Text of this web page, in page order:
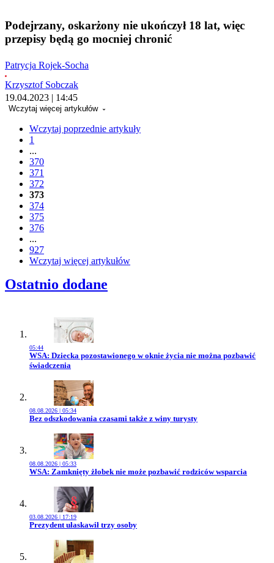
Podejrzany, oskarżony nie ukończył 18 lat, więc
przepisy będą go mocniej chronić
Patrycja Rojek-Socha
Krzysztof Sobczak
19.04.2023 | 14:45
Wczytaj więcej artykułów
Wczytaj poprzednie artykuły
1
...
370
371
372
373
374
375
376
...
927
Wczytaj więcej artykułów
Ostatnio dodane
05:44
Przejdź do artykułu:
WSA: Dziecka pozostawionego w oknie życia nie można pozbawić
świadczenia
08.08.2026 | 05:34
Przejdź do artykułu:
Bez odszkodowania czasami także z winy turysty
08.08.2026 | 05:33
Przejdź do artykułu:
WSA: Zamknięty żłobek nie może pozbawić rodziców wsparcia
03.08.2026 | 17:19
Przejdź do artykułu:
Prezydent ułaskawił trzy osoby